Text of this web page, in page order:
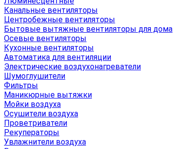
Канальные вентиляторы
Центробежные вентиляторы
Бытовые вытяжные вентиляторы для дома
Осевые вентиляторы
Кухонные вентиляторы
Автоматика для вентиляции
Электрические воздухонагреватели
Шумоглушители
Фильтры
Маникюрные вытяжки
Мойки воздуха
Осушители воздуха
Проветриватели
Рекуператоры
Увлажнители воздуха